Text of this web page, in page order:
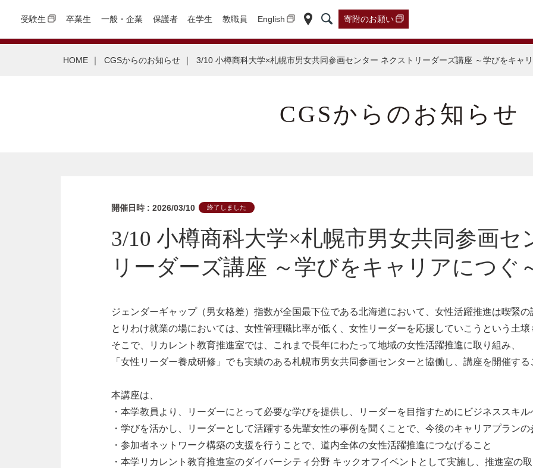
受験生 卒業生 一般・企業 保護者 在学生 教職員 English 寄附のお願い
HOME ｜ CGSからのお知らせ ｜ 3/10 小樽商科大学×札幌市男女共同参画センター ネクストリーダーズ講座 ～学びをキャ
CGSからのお知らせ
開催日時 : 2026/03/10 終了しました
3/10 小樽商科大学×札幌市男女共同参画セ
リーダーズ講座 ～学びをキャリアにつぐ
ジェンダーギャップ（男女格差）指数が全国最下位である北海道において、女性活躍推進は喫緊の
とりわけ就業の場においては、女性管理職比率が低く、女性リーダーを応援していこうという土
そこで、リカレント教育推進室では、これまで長年にわたって地域の女性活躍推進に取り組み、
「女性リーダー養成研修」でも実績のある札幌市男女共同参画センターと協働し、講座を開催す
本講座は、
・本学教員より、リーダーにとって必要な学びを提供し、リーダーを目指すためにビジネススキ
・学びを活かし、リーダーとして活躍する先輩女性の事例を聞くことで、今後のキャリアプラン
・参加者ネットワーク構築の支援を行うことで、道内全体の女性活躍推進につなげること
・本学リカレント教育推進室のダイバーシティ分野 キックオフイベントとして実施し、推進室の